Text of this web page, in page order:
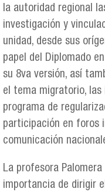
la autoridad regional
investigación y
unidad, desde sus
papel del Diplomado
su 8va versión, así
el tema migratorio,
programa de
participación en foros
comunicación
La profesora
importancia de dirigir